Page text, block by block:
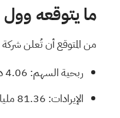
ما يتوقعه
من المتوقع أن تُعلن شركة
ربحية السهم: 4.06 دولار
الإيرادات: 81.36 مليار دولار